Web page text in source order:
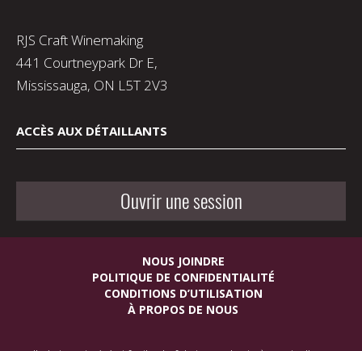
RJS Craft Winemaking
441 Courtneypark Dr E,
Mississauga, ON L5T 2V3
ACCÈS AUX DÉTAILLANTS
Ouvrir une session
NOUS JOINDRE
POLITIQUE DE CONFIDENTIALITÉ
CONDITIONS D’UTILISATION
À PROPOS DE NOUS